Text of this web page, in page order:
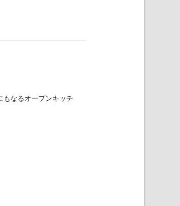
もなるオープンキッチ